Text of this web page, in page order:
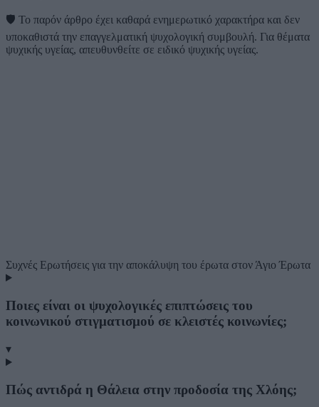
🛡️ Το παρόν άρθρο έχει καθαρά ενημερωτικό χαρακτήρα και δεν
υποκαθιστά την επαγγελματική ψυχολογική συμβουλή. Για θέματα
ψυχικής υγείας, απευθυνθείτε σε ειδικό ψυχικής υγείας.
Συχνές Ερωτήσεις για την αποκάλυψη του έρωτα στον Άγιο Έρωτα
Ποιες είναι οι ψυχολογικές επιπτώσεις του
κοινωνικού στιγματισμού σε κλειστές κοινωνίες;
▾
Πώς αντιδρά η Θάλεια στην προδοσία της Χλόης;